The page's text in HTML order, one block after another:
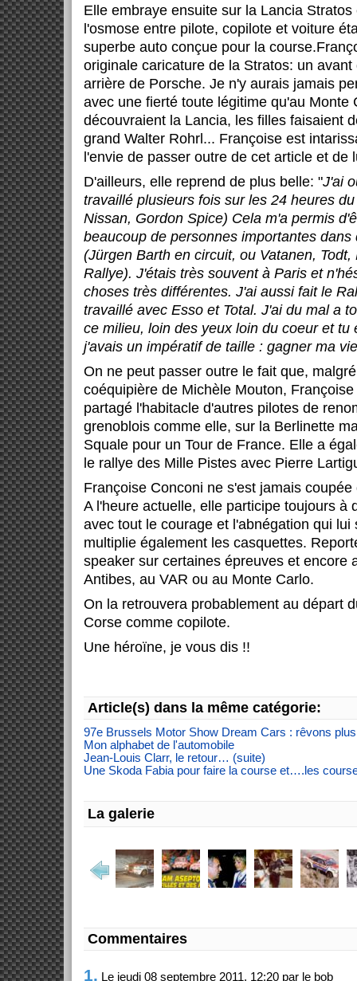
Elle embraye ensuite sur la Lancia
l'osmose entre pilote, copilote et voiture
superbe auto conçue pour la
originale caricature de la Stratos: un avant
arrière de Porsche. Je n'y aurais jamais
avec une fierté toute légitime qu'au Monte
découvraient la Lancia, les filles faisaient
grand Walter Rohrl... Françoise est
l'envie de passer outre de cet article et de
D'ailleurs, elle reprend de plus belle: "J'ai
travaillé plusieurs fois sur les 24 heures
Nissan, Gordon Spice) Cela m'a permis
beaucoup de personnes importantes
(Jürgen Barth en circuit, ou Vatanen,
Rallye). J'étais très souvent à Paris et
choses très différentes. J'ai aussi fait le
travaillé avec Esso et Total. J'ai du mal a
ce milieu, loin des yeux loin du coeur et tu
j'avais un impératif de taille : gagner ma
On ne peut passer outre le fait que,
coéquipière de Michèle Mouton,
partagé l'habitacle d'autres pilotes de
grenoblois comme elle, sur la Berlinette
Squale pour un Tour de France. Elle a
le rallye des Mille Pistes avec Pierre
Françoise Conconi ne s'est jamais
A l'heure actuelle, elle participe toujours à
avec tout le courage et l'abnégation qui lui
multiplie également les casquettes.
speaker sur certaines épreuves et encore
Antibes, au VAR ou au Monte Carlo.
On la retrouvera probablement au départ
Corse comme copilote.
Une héroïne, je vous dis !!
Article(s) dans la même catégorie:
97e Brussels Motor Show Dream Cars : rêvons
Mon alphabet de l'automobile
Jean-Louis Clarr, le retour… (suite)
Une Skoda Fabia pour faire la course et….les
La galerie
Commentaires
1. Le jeudi 08 septembre 2011, 12:20 par le bob